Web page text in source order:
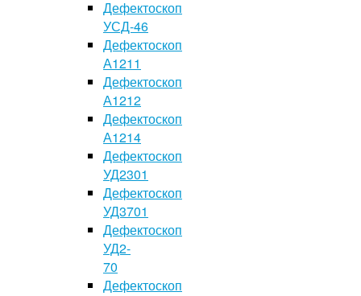
Дефектоскоп
УСД-46
Дефектоскоп
А1211
Дефектоскоп
А1212
Дефектоскоп
А1214
Дефектоскоп
УД2301
Дефектоскоп
УД3701
Дефектоскоп
УД2-
70
Дефектоскоп